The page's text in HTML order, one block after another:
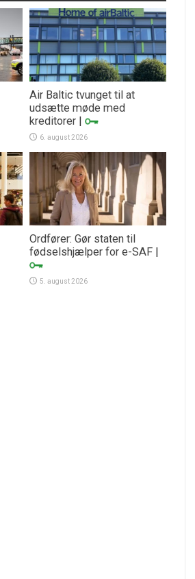
Air Baltic tvunget til at
udsætte møde med
kreditorer |
6. august 2026
Ordfører: Gør staten til
fødselshjælper for e-SAF |
5. august 2026